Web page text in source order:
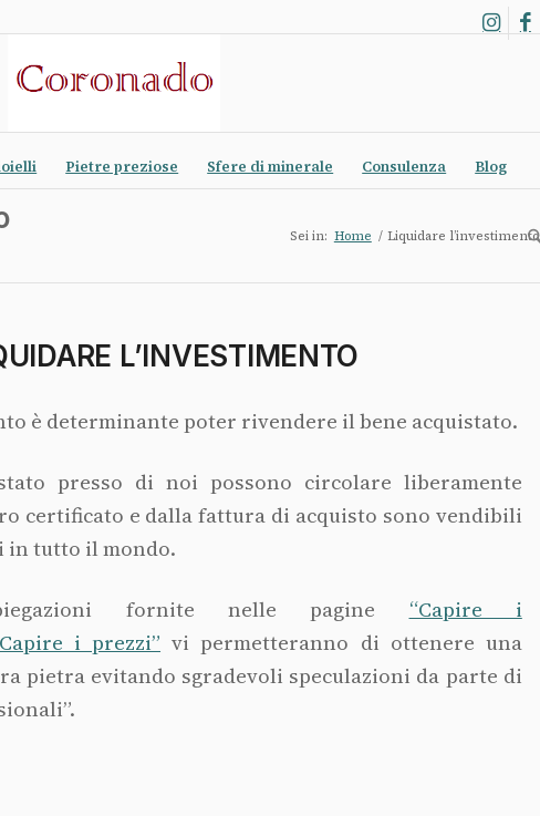
Pietre preziose Sfere di minerale Consulenza Blog
Sei in: Home / Liquidare l’investimento
L’INVESTIMENTO
è determinante poter rivendere il bene acquistato.
presso di noi possono circolare liberamente
certificato e dalla fattura di acquisto sono vendibili
in tutto il mondo.
fornite nelle pagine “Capire i
i prezzi” vi permetteranno di ottenere una
pietra evitando sgradevoli speculazioni da parte di